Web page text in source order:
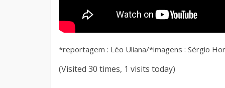
*reportagem : Léo Uliana/*imagens : Sérgio
(Visited 30 times, 1 visits today)